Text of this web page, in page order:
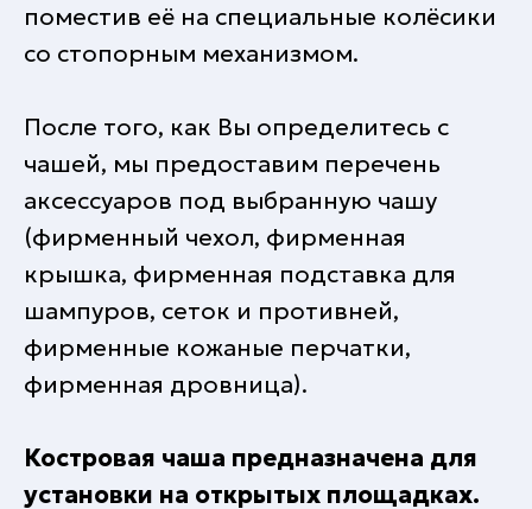
поместив её на специальные колёсики
со стопорным механизмом.
После того, как Вы определитесь с
чашей, мы предоставим перечень
аксессуаров под выбранную чашу
(фирменный чехол, фирменная
крышка, фирменная подставка для
шампуров, сеток и противней,
фирменные кожаные перчатки,
фирменная дровница).
Костровая чаша предназначена для
установки на открытых площадках.